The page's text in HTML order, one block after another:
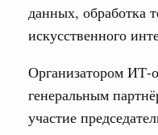
данных, обработка
искусственного
Организатором ИТ-
генеральным
участие
Евразийский
Алексея
Евразийский